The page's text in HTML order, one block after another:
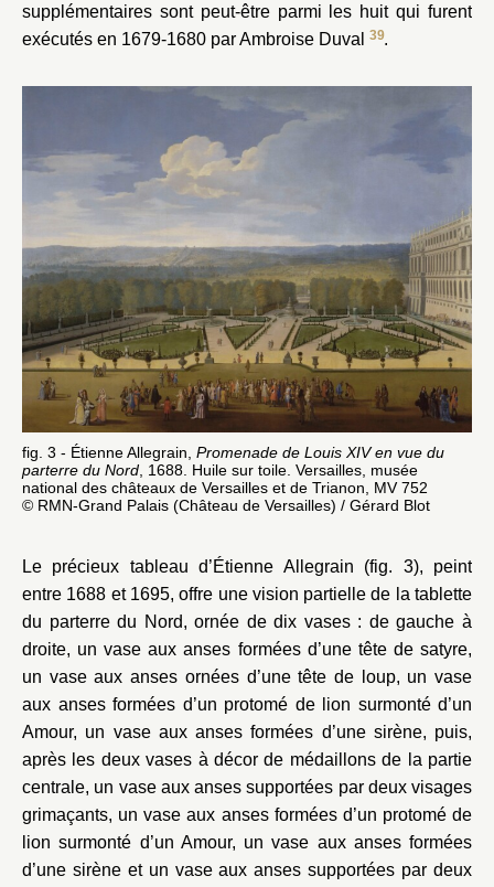
supplémentaires sont peut-être parmi les huit qui furent
exécutés en 1679-1680 par Ambroise Duval
39.
fig. 3 - Étienne Allegrain, Promenade de Louis XIV en vue du
parterre du Nord , 1688. Huile sur toile. Versailles, musée
national des châteaux de Versailles et de Trianon, MV 752
© RMN-Grand Palais (Château de Versailles) / Gérard Blot
Le précieux tableau d’Étienne Allegrain (fig. 3), peint
entre 1688 et 1695, offre une vision partielle de la tablette
du parterre du Nord, ornée de dix vases : de gauche à
droite, un vase aux anses formées d’une tête de satyre,
un vase aux anses ornées d’une tête de loup, un vase
aux anses formées d’un protomé de lion surmonté d’un
Amour, un vase aux anses formées d’une sirène, puis,
après les deux vases à décor de médaillons de la partie
centrale, un vase aux anses supportées par deux visages
grimaçants, un vase aux anses formées d’un protomé de
lion surmonté d’un Amour, un vase aux anses formées
d’une sirène et un vase aux anses supportées par deux